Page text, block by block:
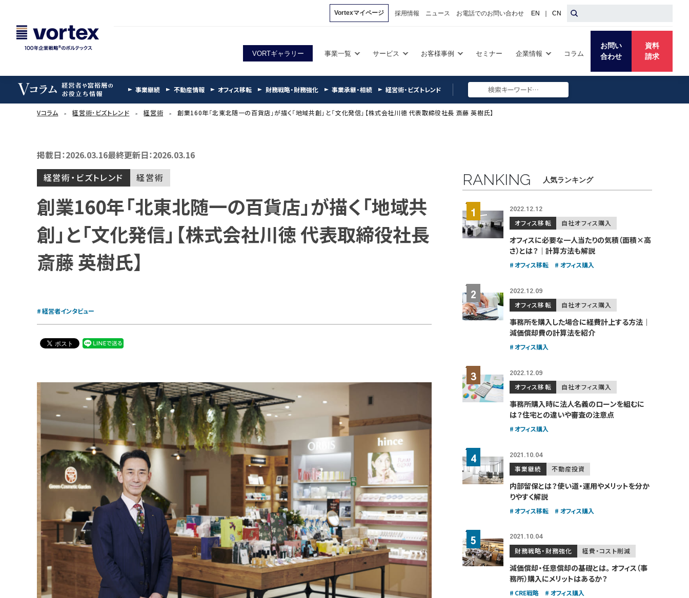
Vortexマイページ 採用情報 ニュース お電話でのお問い合わせ EN ｜ CN
VORTギャラリー 事業一覧 サービス お客様事例 セミナー 企業情報 コラム
お問い
合わせ
資料
請求
事業継続 不動産情報 オフィス移転 財務戦略・財務強化 事業承継・相続 経営術・ビズトレンド Submit
Search
Search
Vコラム 経営術・ビズトレンド 経営術 創業160年「北東北随一の百貨店」が描く「地域共創」と「文化発信」【株式会社川徳 代表取締役社長 斎藤 英樹氏】
掲載日：2026.03.16最終更新日：2026.03.16
経営術・ビズトレンド
経営術
創業160年「北東北随一の百貨店」が描く「地域共
創」と「文化発信」【株式会社川徳 代表取締役社長
斎藤 英樹氏】
経営者インタビュー
人気ランキング
RANKING
2022.12.12
オフィス移転 自社オフィス購入
オフィスに必要な一人当たりの気積（面積×高
さ）とは？｜計算方法も解説
オフィス移転 オフィス購入
2022.12.09
オフィス移転 自社オフィス購入
事務所を購入した場合に経費計上する方法｜
減価償却費の計算法を紹介
オフィス購入
2022.12.09
オフィス移転 自社オフィス購入
事務所購入時に法人名義のローンを組むに
は？住宅との違いや審査の注意点
オフィス購入
2021.10.04
事業継続 不動産投資
内部留保とは？使い道・運用やメリットを分か
りやすく解説
オフィス移転 オフィス購入
2021.10.04
財務戦略・財務強化 経費・コスト削減
減価償却・任意償却の基礎とは。オフィス（事
務所）購入にメリットはあるか？
CRE戦略 オフィス購入